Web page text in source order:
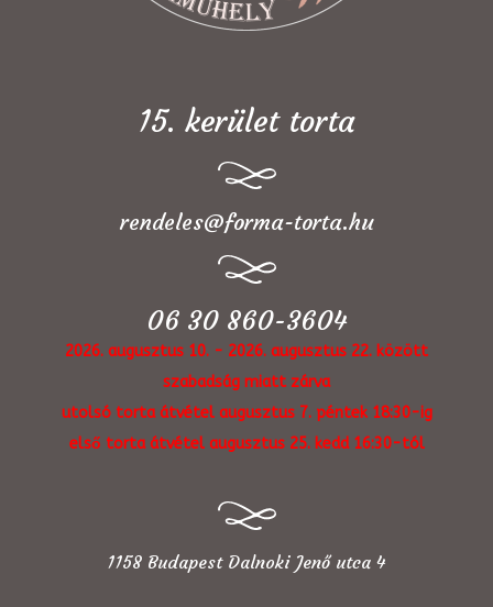
15. kerület torta
rendeles@forma-torta.hu
06 30 860-3604
2026. augusztus 10. - 2026. augusztus 22. között
szabadság miatt zárva
utolsó torta átvétel augusztus 7. péntek 18:30-ig
első torta átvétel augusztus 25. kedd 16:30-tól
1158 Budapest Dalnoki Jenő utca 4